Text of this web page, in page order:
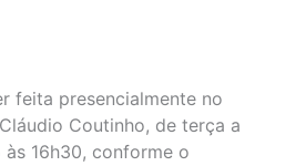
feita presencialmente no
Coutinho, de terça a
16h30, conforme o